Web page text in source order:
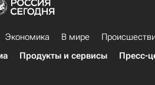
Экономика В мире
Продукты и сервисы Пресс-